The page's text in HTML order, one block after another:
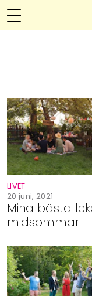
Relationer
Handarbete
Video
Shop
Anna María
Hem
Om Anna María
Kategorier
Mina bästa
midsommar
LIVET
20 juni, 2021